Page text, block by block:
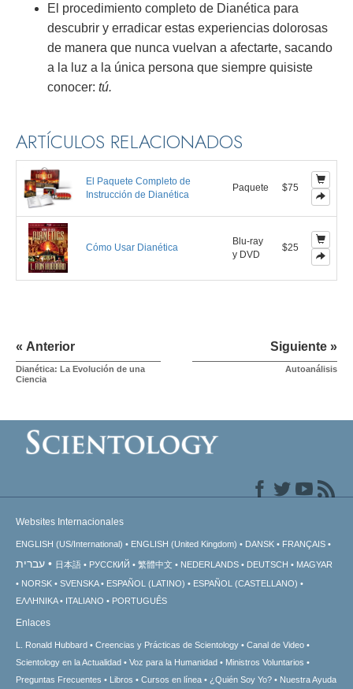
El procedimiento completo de Dianética para
descubrir y erradicar estas experiencias dolorosas
de manera que nunca vuelvan a afectarte, sacando
a la luz a la única persona que siempre quisiste
conocer: tú.
ARTÍCULOS RELACIONADOS
El Paquete Completo de
Instrucción de Dianética
Paquete $75
Cómo Usar Dianética
Blu-ray
y DVD
$25
« Anterior
Dianética: La Evolución de una
Ciencia
Siguiente »
Autoanálisis
Websites Internacionales
ENGLISH (US/International) ENGLISH (United Kingdom) DANSK FRANÇAIS
עברית 日本語 РУССКИЙ 繁體中文 NEDERLANDS DEUTSCH
MAGYAR
NORSK
SVENSKA ESPAÑOL (LATINO)
ESPAÑOL (CASTELLANO)
ΕΛΛΗΝΙΚA
ITALIANO PORTUGUÊS
Enlaces
L. Ronald Hubbard Creencias y Prácticas de Scientology
Canal de Video
Scientology en la Actualidad
Voz para la Humanidad
Ministros Voluntarios
Preguntas Frecuentes
Libros Cursos en línea ¿Quién Soy Yo? Nuestra Ayuda